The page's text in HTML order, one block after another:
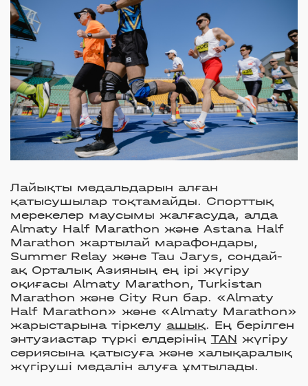
Лайықты медальдарын алған
қатысушылар тоқтамайды. Спорттық
мерекелер маусымы жалғасуда, алда
Almaty Half Marathon және Astana Half
Marathon жартылай марафондары,
Summer Relay және Tau Jarys, сондай-
ақ Орталық Азияның ең ірі жүгіру
оқиғасы Almaty Marathon, Turkistan
Marathon және City Run бар. «Almaty
Half Marathon» және «Almaty Marathon»
жарыстарына тіркелу ашық. Ең берілген
энтузиастар түркі елдерінің TAN жүгіру
сериясына қатысуға және халықаралық
жүгіруші медалін алуға ұмтылады.